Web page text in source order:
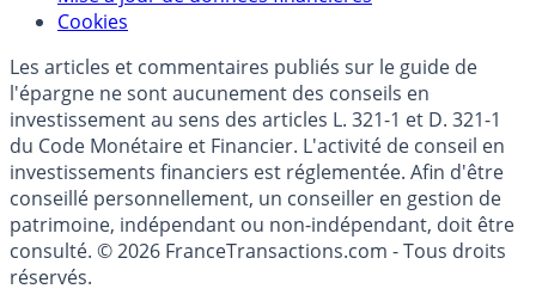
Mise à jour de données financières
Cookies
Les articles et commentaires publiés sur le guide de
l'épargne ne sont aucunement des conseils en
investissement au sens des articles L. 321-1 et D. 321-1
du Code Monétaire et Financier. L'activité de conseil en
investissements financiers est réglementée. Afin d'être
conseillé personnellement, un conseiller en gestion de
patrimoine, indépendant ou non-indépendant, doit être
consulté. © 2026 FranceTransactions.com - Tous droits